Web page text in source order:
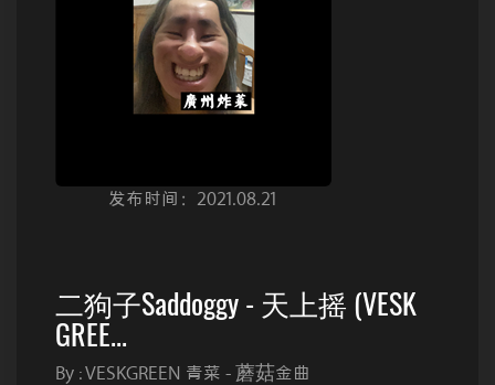
发布时间：2021.08.21
二狗子Saddoggy - 天上摇 (VESK
GREE...
By : VESKGREEN 青菜 - 蘑菇金曲